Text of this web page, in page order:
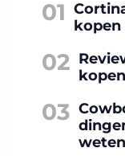
01 kopen
02
03
weten